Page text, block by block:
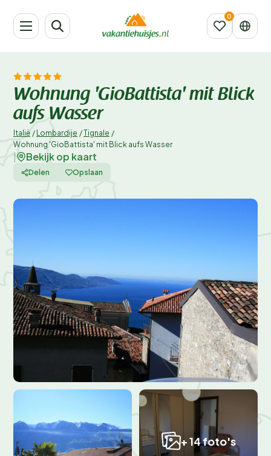
Wohnung 'GioBattista' mit Blick
aufs Wasser
Italië / Lombardije /Tignale /
Wohnung 'GioBattista' mit Blick aufs Wasser
Bekijk op kaart
Delen Opslaan
+ 14 foto's